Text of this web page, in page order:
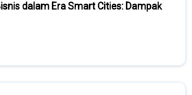
dalam Era Smart Cities: Dampak